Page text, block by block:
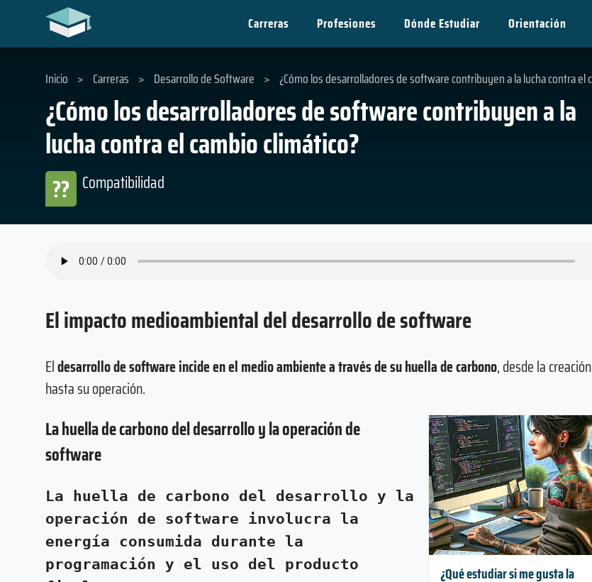
Carreras Profesiones Dónde Estudiar Orientación
¿Cómo los desarrolladores de software contribuyen a la
lucha contra el cambio climático?
Compatibilidad
??
Inicio > Carreras > Desarrollo de Software > ¿Cómo los desarrolladores de software contribuyen a la lucha contra el
El impacto medioambiental del desarrollo de software
Eldesarrollo de software incide en el medio ambiente a través de su huella de carbono, desde la creación
hasta su operación.
¿Qué estudiar si me gusta la
La huella de carbono del desarrollo y la operación de
software
La huella de carbono del desarrollo y la
operación de software involucra la
energía consumida durante la
programación y el uso del producto